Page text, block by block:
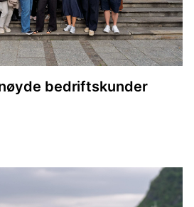
bedriftskunder